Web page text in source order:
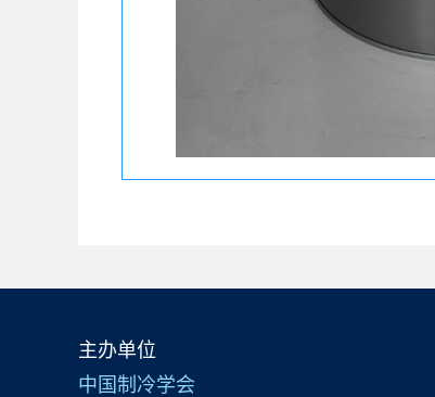
主办单位
中国制冷学会